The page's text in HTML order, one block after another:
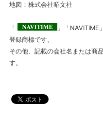
地図：株式会社昭文社
「
」「
登録商標です。
その他、記載の会社名または商
す。